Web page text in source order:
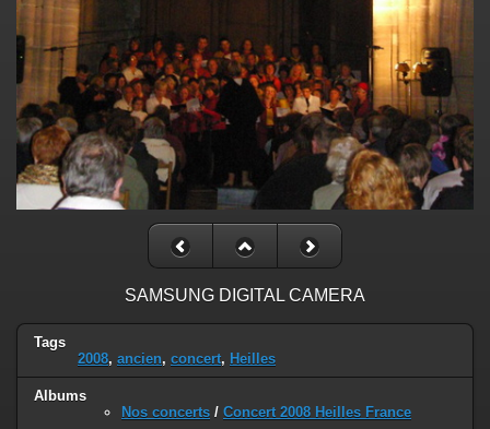
SAMSUNG DIGITAL CAMERA
Tags
2008, ancien, concert, Heilles
Albums
Nos concerts / Concert 2008 Heilles France